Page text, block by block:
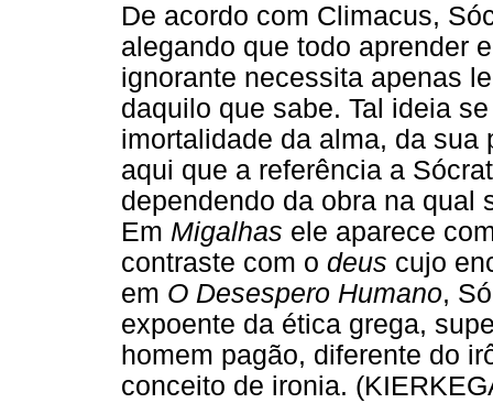
De acordo com Climacus,
alegando que todo aprender
ignorante necessita apenas
daquilo que sabe. Tal ideia
imortalidade da alma, da
aqui que a referência a
dependendo da obra na qual
Em Migalhas ele aparece
contraste com o deus cujo
em O Desespero Humano,
expoente da ética grega,
homem pagão, diferente do
conceito de ironia.